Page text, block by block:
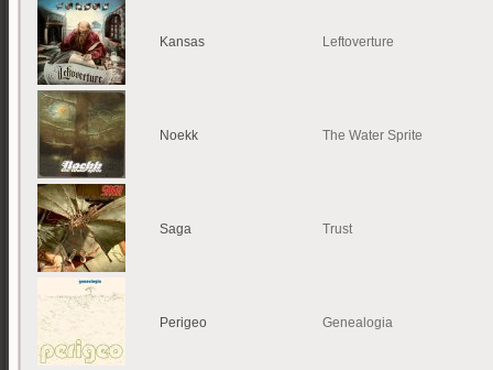
Kansas Leftoverture
Noekk The Water Sprite
Saga Trust
Perigeo Genealogia